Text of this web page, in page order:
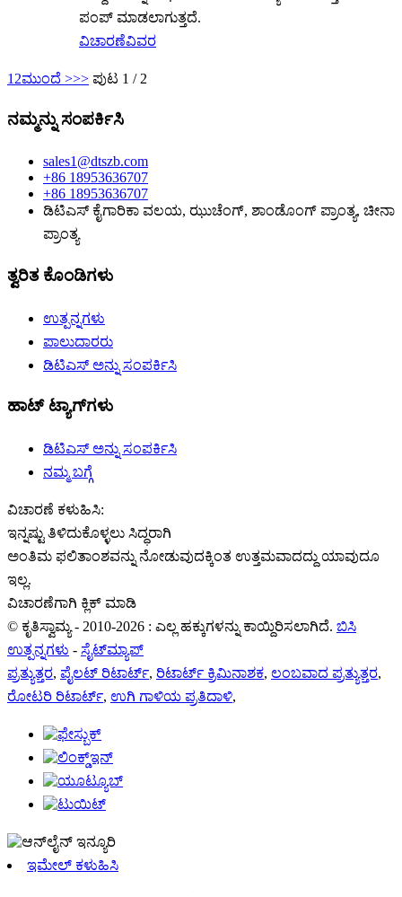
ಪಂಪ್ ಮಾಡಲಾಗುತ್ತದೆ.
ವಿಚಾರಣೆವಿವರ
1 2ಮುಂದೆ >>> ಪುಟ 1 / 2
ನಮ್ಮನ್ನು ಸಂಪರ್ಕಿಸಿ
sales1@dtszb.com
+86 18953636707
+86 18953636707
ಡಿಟಿಎಸ್ ಕೈಗಾರಿಕಾ ವಲಯ, ಝುಚೆಂಗ್, ಶಾಂಡೊಂಗ್ ಪ್ರಾಂತ್ಯ, ಚೀನಾ
ಪ್ರಾಂತ್ಯ
ತ್ವರಿತ ಕೊಂಡಿಗಳು
ಉತ್ಪನ್ನಗಳು
ಪಾಲುದಾರರು
ಡಿಟಿಎಸ್ ಅನ್ನು ಸಂಪರ್ಕಿಸಿ
ಹಾಟ್ ಟ್ಯಾಗ್‌ಗಳು
ಡಿಟಿಎಸ್ ಅನ್ನು ಸಂಪರ್ಕಿಸಿ
ನಮ್ಮ ಬಗ್ಗೆ
ವಿಚಾರಣೆ ಕಳುಹಿಸಿ:
ಇನ್ನಷ್ಟು ತಿಳಿದುಕೊಳ್ಳಲು ಸಿದ್ಧರಾಗಿ
ಅಂತಿಮ ಫಲಿತಾಂಶವನ್ನು ನೋಡುವುದಕ್ಕಿಂತ ಉತ್ತಮವಾದದ್ದು ಯಾವುದೂ
ಇಲ್ಲ.
ವಿಚಾರಣೆಗಾಗಿ ಕ್ಲಿಕ್ ಮಾಡಿ
© ಕೃತಿಸ್ವಾಮ್ಯ - 2010-2026 : ಎಲ್ಲ ಹಕ್ಕುಗಳನ್ನು ಕಾಯ್ದಿರಿಸಲಾಗಿದೆ. ಬಿಸಿ
ಉತ್ಪನ್ನಗಳು - ಸೈಟ್‌ಮ್ಯಾಪ್
ಪ್ರತ್ಯುತ್ತರ, ಪೈಲಟ್ ರಿಟಾರ್ಟ್, ರಿಟಾರ್ಟ್ ಕ್ರಿಮಿನಾಶಕ, ಲಂಬವಾದ ಪ್ರತ್ಯುತ್ತರ,
ರೋಟರಿ ರಿಟಾರ್ಟ್, ಉಗಿ ಗಾಳಿಯ ಪ್ರತಿದಾಳಿ,
ಇಮೇಲ್ ಕಳುಹಿಸಿ